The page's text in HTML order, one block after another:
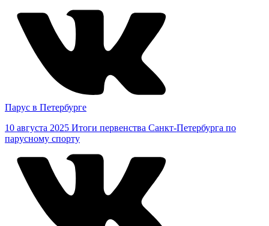
Парус в Петербурге
10 августа 2025 Итоги первенства Санкт-Петербурга по
парусному спорту